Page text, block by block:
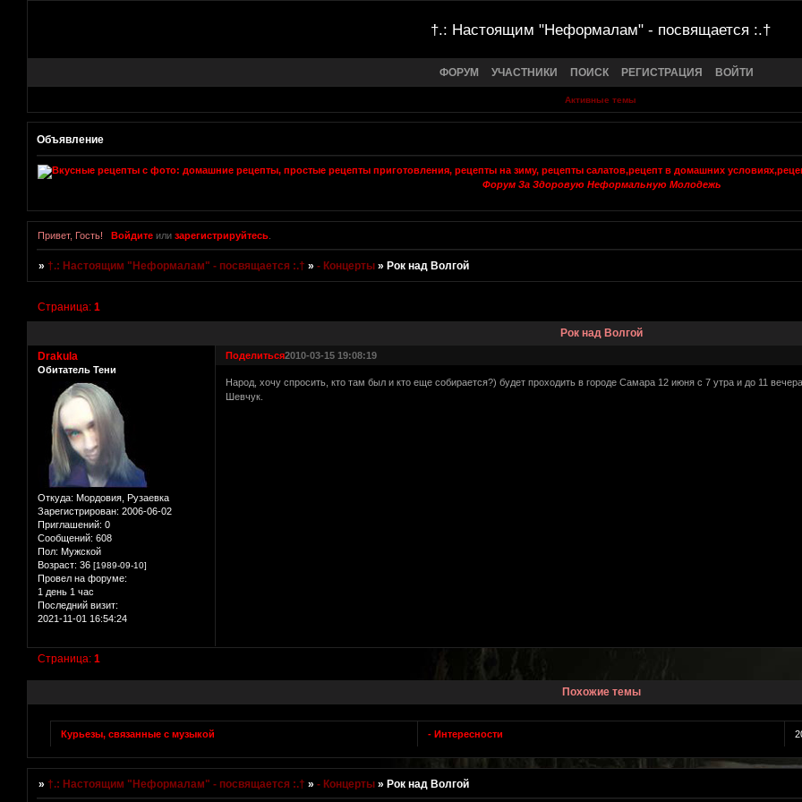
†.: Настоящим "Неформалам" - посвящается :.†
ФОРУМ УЧАСТНИКИ ПОИСК РЕГИСТРАЦИЯ ВОЙТИ
Активные темы
Объявление
Форум За Здоровую Неформальную Молодежь
Привет, Гость! Войдитеили зарегистрируйтесь.
»†.: Настоящим "Неформалам" - посвящается :.† »- Концерты » Рок над Волгой
Рок над Волгой
Страница:1
Поделиться2010-03-15 19:08:19
Drakula
Обитатель Тени
Откуда: Мордовия, Рузаевка
Зарегистрирован: 2006-06-02
Приглашений: 0
Сообщений: 608
Пол: Мужской
Возраст: 36 [1989-09-10]
Провел на форуме:
1 день 1 час
Последний визит:
2021-11-01 16:54:24
Народ, хочу спросить, кто там был и кто еще собирается?) будет проходить в городе Самара 12 июня с 7 утра и до 11
Шевчук.
Страница:1
Похожие темы
Курьезы, связанные с музыкой - Интересности
»†.: Настоящим "Неформалам" - посвящается :.† »- Концерты » Рок над Волгой